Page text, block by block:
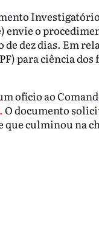
envie o
dez dias. Em
para ciência dos
ofício ao
O documento
que culminou na